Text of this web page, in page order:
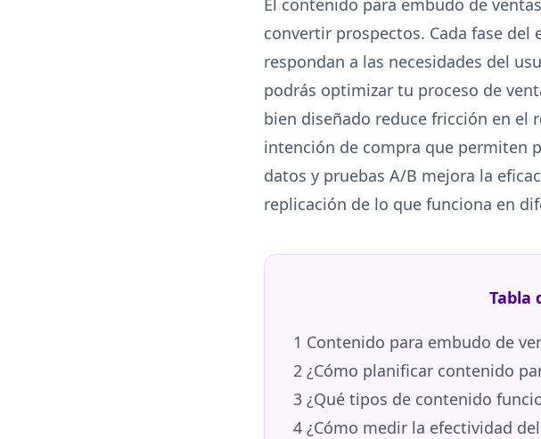
El contenido para embudo de
convertir prospectos. Cada fase
respondan a las necesidades del
podrás optimizar tu proceso de
bien diseñado reduce fricción en el
intención de compra que permiten
datos y pruebas A/B mejora la
replicación de lo que funciona en
Tabla
1 Contenido para embudo de
2 ¿Cómo planificar contenido
3 ¿Qué tipos de contenido
4 ¿Cómo medir la efectividad